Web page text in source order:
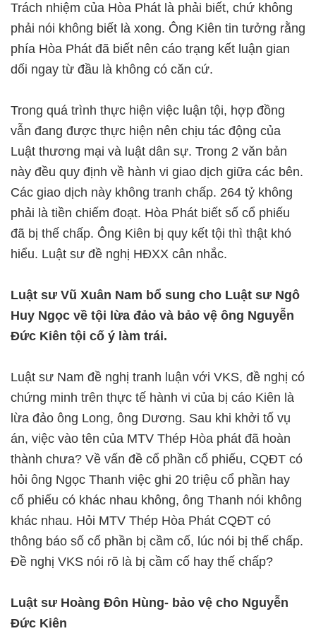
Trách nhiệm của Hòa Phát là phải biết, chứ không
phải nói không biết là xong. Ông Kiên tin tưởng rằng
phía Hòa Phát đã biết nên cáo trạng kết luận gian
dối ngay từ đầu là không có căn cứ.
Trong quá trình thực hiện việc luận tội, hợp đồng
vẫn đang được thực hiện nên chịu tác động của
Luật thương mại và luật dân sự. Trong 2 văn bản
này đều quy định về hành vi giao dịch giữa các bên.
Các giao dịch này không tranh chấp. 264 tỷ không
phải là tiền chiếm đoạt. Hòa Phát biết số cổ phiếu
đã bị thế chấp. Ông Kiên bị quy kết tội thì thật khó
hiểu. Luật sư đề nghị HĐXX cân nhắc.
Luật sư Vũ Xuân Nam bổ sung cho Luật sư Ngô
Huy Ngọc về tội lừa đảo và bảo vệ ông Nguyễn
Đức Kiên tội cố ý làm trái.
Luật sư Nam đề nghị tranh luận với VKS, đề nghị có
chứng minh trên thực tế hành vi của bị cáo Kiên là
lừa đảo ông Long, ông Dương. Sau khi khởi tố vụ
án, việc vào tên của MTV Thép Hòa phát đã hoàn
thành chưa? Về vấn đề cổ phần cổ phiếu, CQĐT có
hỏi ông Ngọc Thanh việc ghi 20 triệu cổ phần hay
cổ phiếu có khác nhau không, ông Thanh nói không
khác nhau. Hỏi MTV Thép Hòa Phát CQĐT có
thông báo số cổ phần bị cầm cố, lúc nói bị thế chấp.
Đề nghị VKS nói rõ là bị cầm cố hay thế chấp?
Luật sư Hoàng Đôn Hùng- bảo vệ cho Nguyễn
Đức Kiên